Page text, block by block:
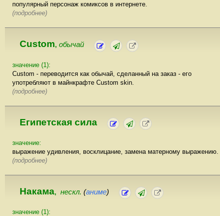
популярный персонаж комиксов в интернете.
(подробнее)
Custom, обычай
значение (1):
Custom - переводится как обычай, сделанный на заказ - его
употребляют в майнкрафте Custom skin.
(подробнее)
Египетская сила
значение:
выражение удивления, восклицание, замена матерному выражению.
(подробнее)
Накама, нескл. (аниме)
значение (1):